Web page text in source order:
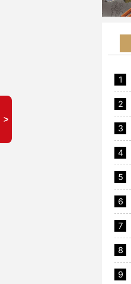
1
2
3
4
5
6
7
8
9